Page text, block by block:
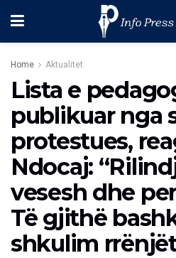
Home Aktualitet
Lista e
publikuar nga
protestues,
Ndocaj:
vesesh dhe
Të gjithë
shkulim